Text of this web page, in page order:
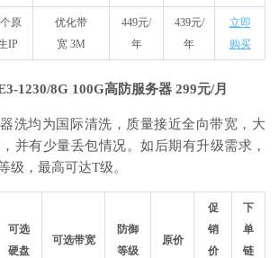
原
IP
优化带
宽 3M
449元/
年
439元/
年
立即
购买
1230/8G 100G高防服务器 299元/月
洗均为国际清洗，质量接近全向带宽，大
并有少量丢包情况。如后期有升级需求，
级，最高可达T级。
可选
硬盘
可选带宽
防御
等级
原价
促
销
价
下
单
链